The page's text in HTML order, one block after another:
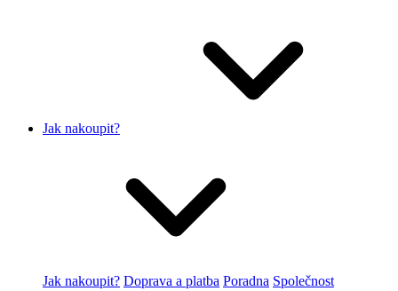
Jak nakoupit?
Jak nakoupit? Doprava a platba Poradna Společnost